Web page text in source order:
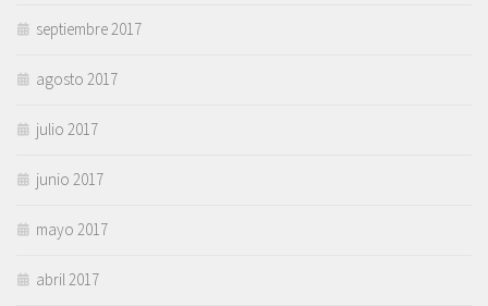
septiembre 2017
agosto 2017
julio 2017
junio 2017
mayo 2017
abril 2017